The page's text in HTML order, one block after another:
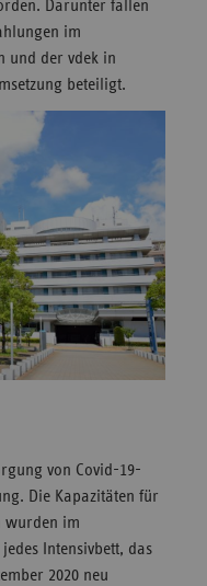
Darunter fallen
im
und der vdek in
beteiligt.
von Covid-19-
Die Kapazitäten für
wurden im
Intensivbett, das
2020 neu